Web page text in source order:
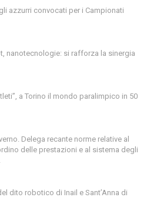
azzurri convocati per i Campionati
nanotecnologie: si rafforza la sinergia
a Torino il mondo paralimpico in 50
Delega recante norme relative al
delle prestazioni e al sistema degli
dito robotico di Inail e Sant’Anna di